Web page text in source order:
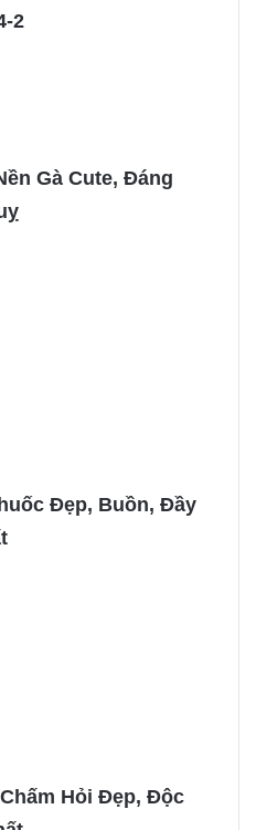
2
Gà Cute, Đáng
Đẹp, Buồn, Đầy
Hỏi Đẹp, Độc